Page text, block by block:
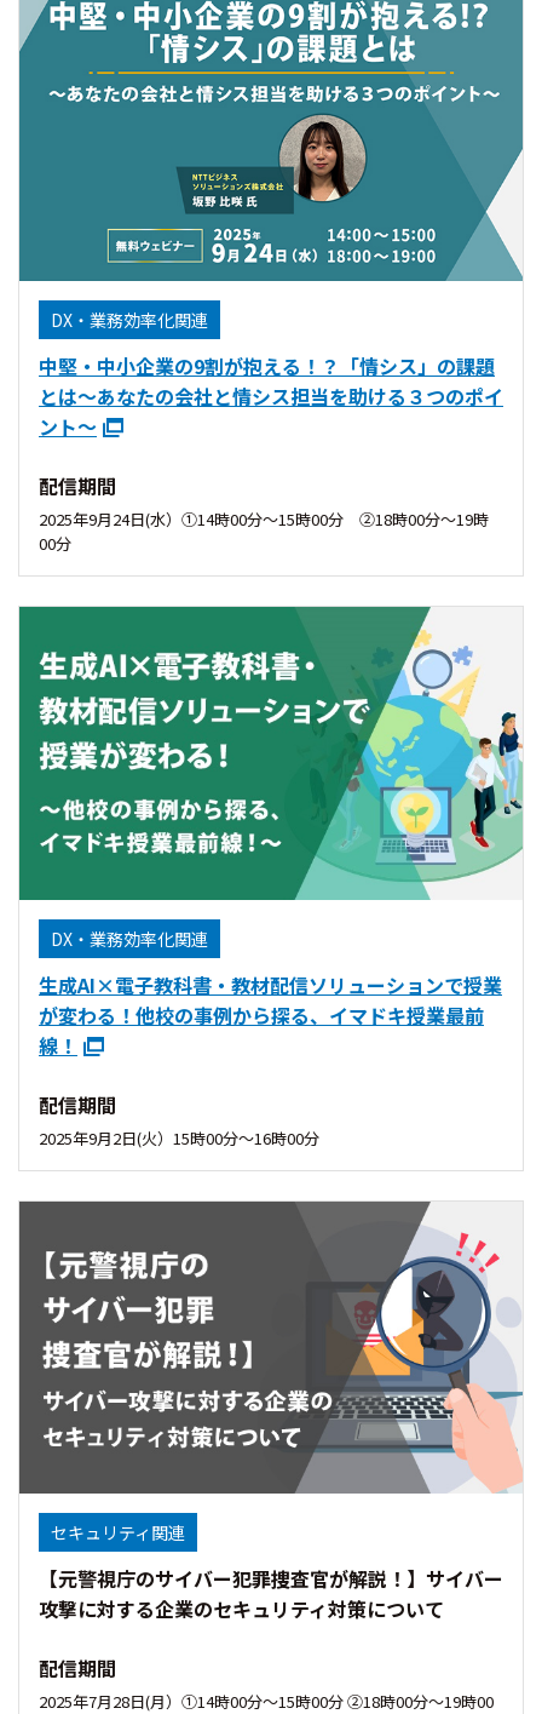
DX・業務効率化関連
中堅・中小企業の9割が抱える！？「情シス」の課題
とは～あなたの会社と情シス担当を助ける３つのポイ
ント～
配信期間
2025年9月24日(水）①14時00分〜15時00分 ②18時00分〜19時
00分
DX・業務効率化関連
生成AI×電子教科書・教材配信ソリューションで授業
が変わる！他校の事例から探る、イマドキ授業最前
線！
配信期間
2025年9月2日(火）15時00分〜16時00分
セキュリティ関連
【元警視庁のサイバー犯罪捜査官が解説！】サイバー
攻撃に対する企業のセキュリティ対策について
配信期間
2025年7月28日(月）①14時00分〜15時00分 ②18時00分～19時00